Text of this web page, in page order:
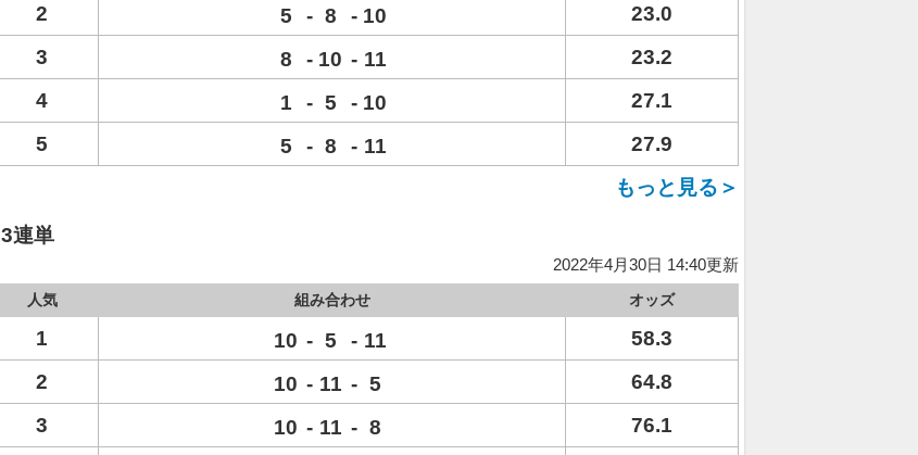
2
5 - 8 - 10
23.0
3
8 - 10 - 11
23.2
4
1 - 5 - 10
27.1
5
5 - 8 - 11
27.9
もっと見る＞
3連単
2022年4月30日 14:40更新
人気 組み合わせ オッズ
1 10 - 5 - 11
58.3
2
10 - 11 - 5
64.8
3
10 - 11 - 8
76.1